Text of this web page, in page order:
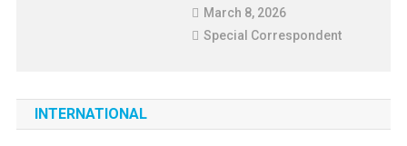
March 8, 2026
Special Correspondent
INTERNATIONAL